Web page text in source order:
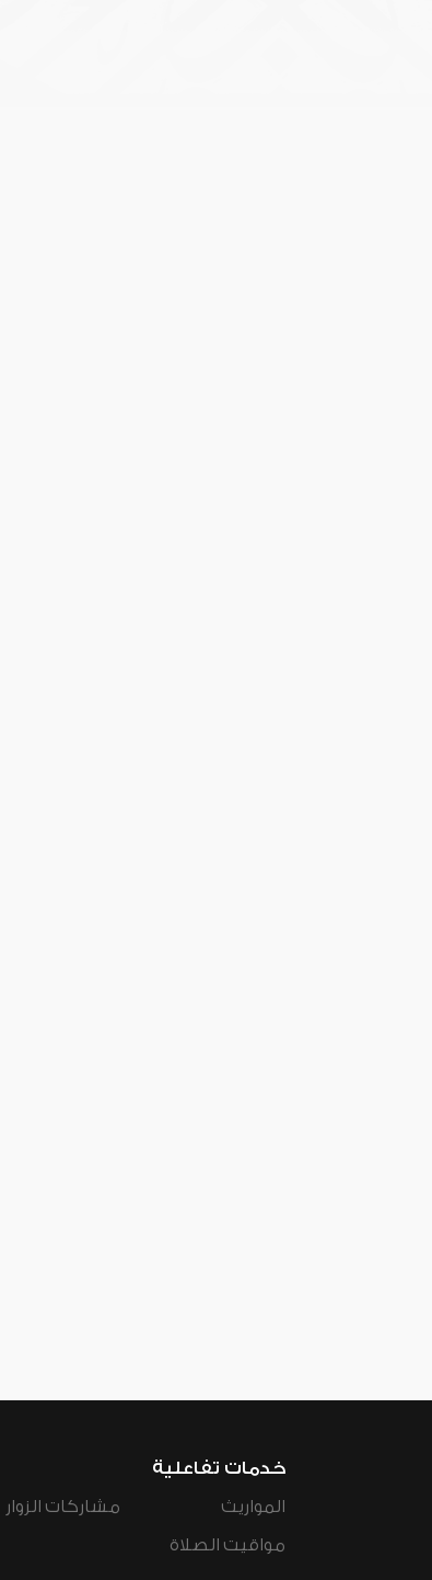
خدمات تفاعلية
المواريث
مواقيت الصلاة
مشاركات الزوار